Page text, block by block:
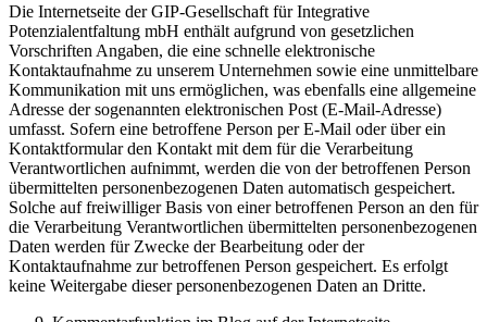
Die Internetseite der GIP-Gesellschaft für Integrative
Potenzialentfaltung mbH enthält aufgrund von gesetzlichen
Vorschriften Angaben, die eine schnelle elektronische
Kontaktaufnahme zu unserem Unternehmen sowie eine unmittelbare
Kommunikation mit uns ermöglichen, was ebenfalls eine allgemeine
Adresse der sogenannten elektronischen Post (E-Mail-Adresse)
umfasst. Sofern eine betroffene Person per E-Mail oder über ein
Kontaktformular den Kontakt mit dem für die Verarbeitung
Verantwortlichen aufnimmt, werden die von der betroffenen Person
übermittelten personenbezogenen Daten automatisch gespeichert.
Solche auf freiwilliger Basis von einer betroffenen Person an den für
die Verarbeitung Verantwortlichen übermittelten personenbezogenen
Daten werden für Zwecke der Bearbeitung oder der
Kontaktaufnahme zur betroffenen Person gespeichert. Es erfolgt
keine Weitergabe dieser personenbezogenen Daten an Dritte.